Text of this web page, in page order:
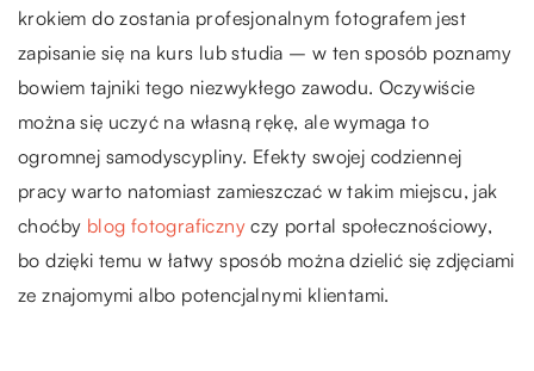
krokiem do zostania profesjonalnym fotografem jest
zapisanie się na kurs lub studia – w ten sposób poznamy
bowiem tajniki tego niezwykłego zawodu. Oczywiście
można się uczyć na własną rękę, ale wymaga to
ogromnej samodyscypliny. Efekty swojej codziennej
pracy warto natomiast zamieszczać w takim miejscu, jak
choćby blog fotograficzny czy portal społecznościowy,
bo dzięki temu w łatwy sposób można dzielić się zdjęciami
ze znajomymi albo potencjalnymi klientami.